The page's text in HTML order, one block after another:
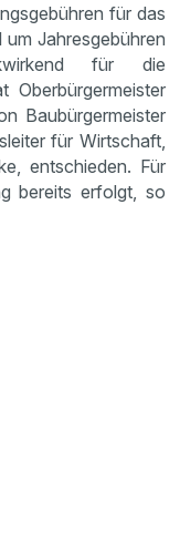
für das
Jahresgebühren
für die
Oberbürgermeister
Baubürgermeister
für Wirtschaft,
entschieden. Für
bereits erfolgt, so